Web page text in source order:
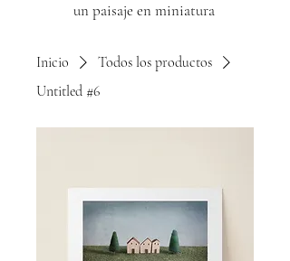
un paisaje en miniatura
Inicio
Todos los productos
Untitled #6